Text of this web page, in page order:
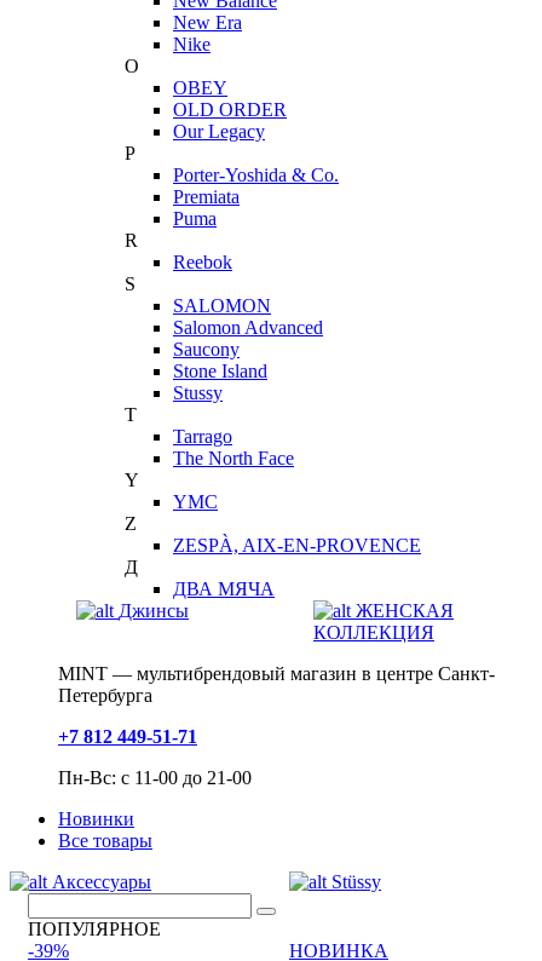
New Era
Nike
O
OBEY
OLD ORDER
Our Legacy
P
Porter-Yoshida & Co.
Premiata
Puma
R
Reebok
S
SALOMON
Salomon Advanced
Saucony
Stone Island
Stussy
T
Tarrago
The North Face
Y
YMC
Z
ZESPÀ, AIX-EN-PROVENCE
Д
ДВА МЯЧА
Джинсы
ЖЕНСКАЯ
КОЛЛЕКЦИЯ
MINT — мультибрендовый магазин в центре Санкт-
Петербурга
+7 812 449-51-71
Пн-Вс: с 11-00 до 21-00
Новинки
Все товары
Аксессуары
Stüssy
ПОПУЛЯРНОЕ
-39%
НОВИНКА